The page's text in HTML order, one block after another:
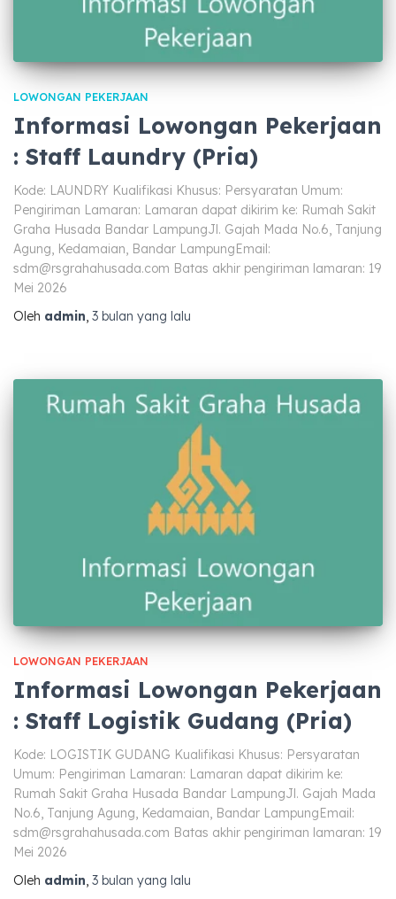
LOWONGAN PEKERJAAN
Informasi Lowongan Pekerjaan
: Staff Laundry (Pria)
Kode: LAUNDRY Kualifikasi Khusus: Persyaratan Umum:
Pengiriman Lamaran: Lamaran dapat dikirim ke: Rumah Sakit
Graha Husada Bandar LampungJl. Gajah Mada No.6, Tanjung
Agung, Kedamaian, Bandar LampungEmail:
sdm@rsgrahahusada.com Batas akhir pengiriman lamaran: 19
Mei 2026
Oleh admin, 3 bulan yang lalu
LOWONGAN PEKERJAAN
Informasi Lowongan Pekerjaan
: Staff Logistik Gudang (Pria)
Kode: LOGISTIK GUDANG Kualifikasi Khusus: Persyaratan
Umum: Pengiriman Lamaran: Lamaran dapat dikirim ke:
Rumah Sakit Graha Husada Bandar LampungJl. Gajah Mada
No.6, Tanjung Agung, Kedamaian, Bandar LampungEmail:
sdm@rsgrahahusada.com Batas akhir pengiriman lamaran: 19
Mei 2026
Oleh admin, 3 bulan yang lalu